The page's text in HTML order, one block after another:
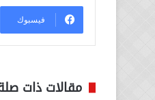
فيسبوك
مقالات ذات